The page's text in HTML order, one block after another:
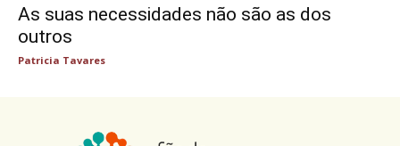
As suas necessidades não são as dos
outros
Patricia Tavares